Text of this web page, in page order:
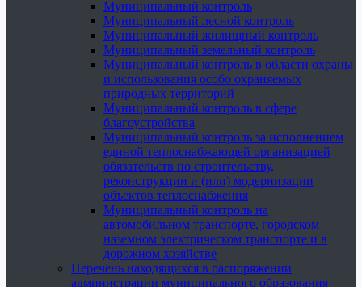
Муниципальный контроль
Муниципальный лесной контроль
Муниципальный жилищный контроль
Муниципальный земельный контроль
Муниципальный контроль в области охраны
и использования особо охраняемых
природных территорий
Муниципальный контроль в сфере
благоустройства
Муниципальный контроль за исполнением
единой теплоснабжающей организацией
обязательств по строительству,
реконструкции и (или) модернизации
объектов теплоснабжения
Муниципальный контроль на
автомобильном транспорте, городском
наземном электрическом транспорте и в
дорожном хозяйстве
Перечень находящихся в распоряжении
администрации муниципального образования